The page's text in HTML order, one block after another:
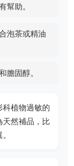
幫助。
泡茶或精油
膽固醇。
植物過敏的
天然補品，比